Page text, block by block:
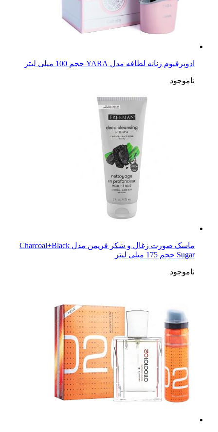
ادوپرفیوم زنانه لطافه مدل YARA حجم 100 میلی لیتر
ناموجود
ماسک صورت زغال و شکر فریمن مدل Charcoal+Black
Sugar حجم 175 میلی لیتر
ناموجود